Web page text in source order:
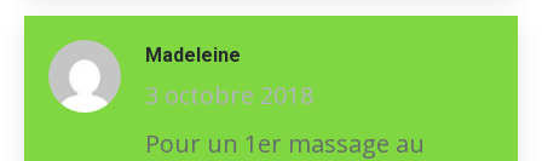
Madeleine
3 octobre 2018
Pour un 1er massage au